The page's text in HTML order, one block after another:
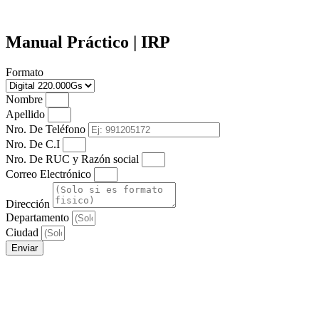
Manual Práctico | IRP
Formato
Nombre
Apellido
Nro. De Teléfono
Nro. De C.I
Nro. De RUC y Razón social
Correo Electrónico
Dirección
Departamento
Ciudad
Enviar